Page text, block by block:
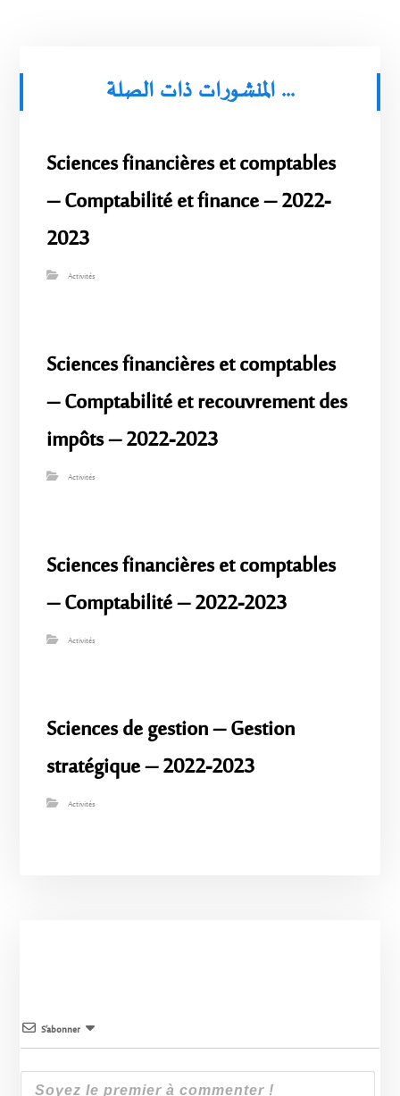
المنشورات ذات الصلة ...
Sciences financières et comptables
– Comptabilité et finance – 2022-
2023
Activités
Sciences financières et comptables
– Comptabilité et recouvrement des
impôts – 2022-2023
Activités
Sciences financières et comptables
– Comptabilité – 2022-2023
Activités
Sciences de gestion – Gestion
stratégique – 2022-2023
Activités
S’abonner